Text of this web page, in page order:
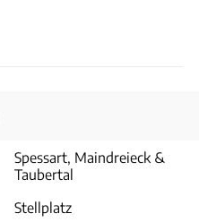
Spessart, Maindreieck &
Taubertal
Stellplatz